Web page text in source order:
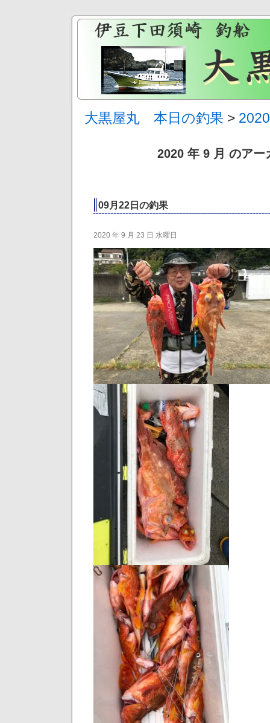
大黒屋丸 本日の釣果 >
2020 年 9 月 のアー
09月22日の釣果
2020 年 9 月 23 日 水曜日